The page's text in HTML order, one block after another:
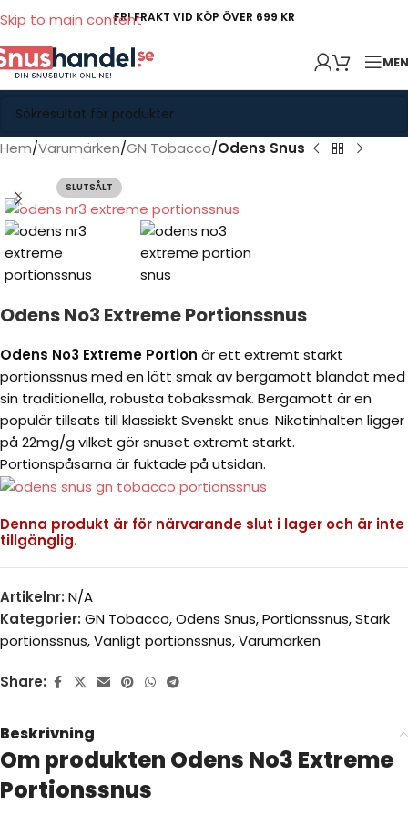
Skip to main contentFRI FRAKT VID KÖP ÖVER 699 KR
Hem Varumärken GN Tobacco Odens Snus
SLUTSÅLT
Odens No3 Extreme Portionssnus
Odens No3 Extreme Portion är ett extremt starkt
portionssnus med en lätt smak av bergamott blandat med
sin traditionella, robusta tobakssmak. Bergamott är en
populär tillsats till klassiskt Svenskt snus. Nikotinhalten ligger
på 22mg/g vilket gör snuset extremt starkt.
Portionspåsarna är fuktade på utsidan.
Denna produkt är för närvarande slut i lager och är inte
tillgänglig.
Artikelnr: N/A
Kategorier: GN Tobacco,Odens Snus,Portionssnus,Stark
portionssnus,Vanligt portionssnus,Varumärken
Share:
Beskrivning
Om produkten Odens No3 Extreme
Portionssnus